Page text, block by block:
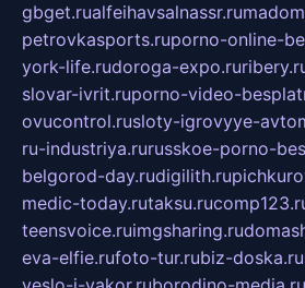
gbget.rualfeihavsalnassr.ru
petrovkasports.ruporno-online-
york-life.rudoroga-expo.ru
slovar-ivrit.ruporno-video-
ovucontrol.rusloty-igrovyye-
ru-industriya.rurusskoe-porno-
belgorod-day.rudigilith.ru
medic-today.rutaksu.ru
teensvoice.ruimgsharing.ru
eva-elfie.rufoto-tur.rubiz-doska.ru